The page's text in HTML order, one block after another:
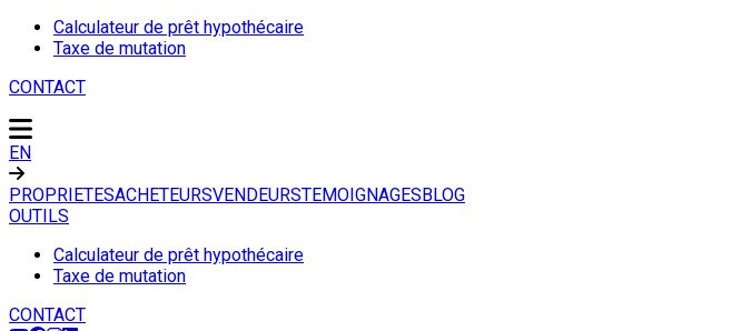
Calculateur de prêt hypothécaire
Taxe de mutation
CONTACT
EN
PROPRIETESACHETEURSVENDEURSTEMOIGNAGESBLOG
OUTILS
Calculateur de prêt hypothécaire
Taxe de mutation
CONTACT